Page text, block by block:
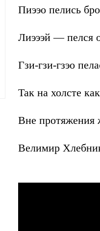
Пиээо пелись
Лиэээй — пелся
Гзи-гзи-гзэо
Так на холсте
Вне протяжения
Велимир